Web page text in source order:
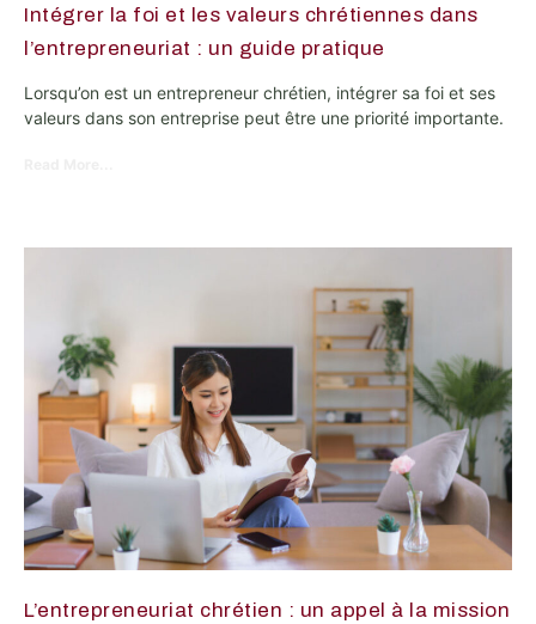
Intégrer la foi et les valeurs chrétiennes dans
l’entrepreneuriat : un guide pratique
Lorsqu’on est un entrepreneur chrétien, intégrer sa foi et ses
valeurs dans son entreprise peut être une priorité importante.
L’entrepreneuriat chrétien : un appel à la mission